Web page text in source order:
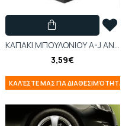
ΚΑΠΑΚΙ ΜΠΟΥΛΟΝΙΟΥ A-J ΑΝΘΡΑΚΙ 27mm 1 ΤΕΜΑΧΙΟ
3,59€
ΚΑΛΈΣΤΕ ΜΑΣ ΓΙΑ ΔΙΑΘΕΣΙΜΌΤΗΤΑ